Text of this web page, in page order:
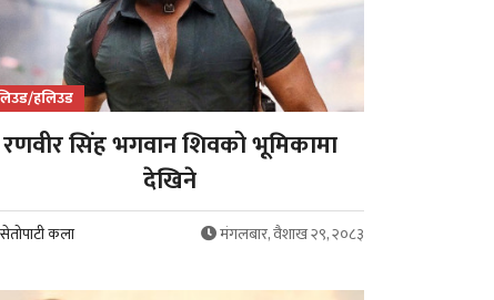
हलिउड
रणवीर सिंह भगवान शिवको भूमिकामा
देखिने
सेतोपाटी कला मंगलबार, वैशाख २९, २०८३